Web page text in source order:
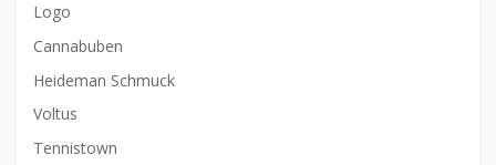
Logo
Cannabuben
Heideman Schmuck
Voltus
Tennistown